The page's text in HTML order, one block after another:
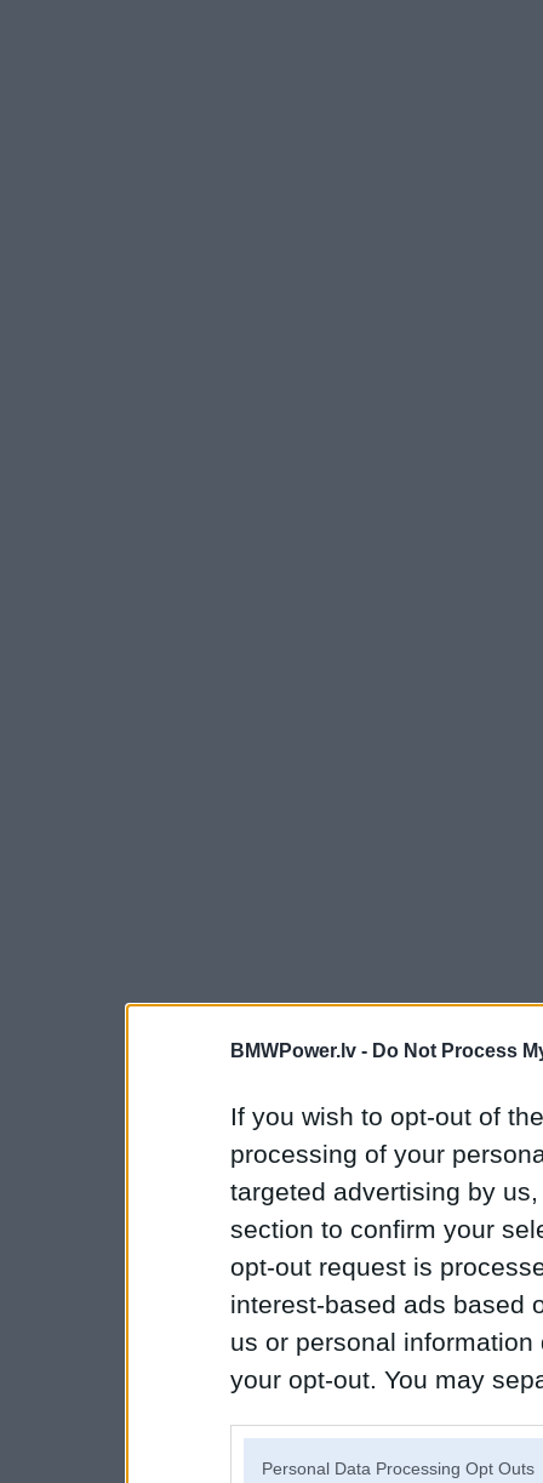
BMWPower.lv - Do Not Process
If you wish to opt-out of
processing of your
targeted advertising by
section to confirm your
opt-out request is
interest-based ads based
us or personal
your opt-out. You may
Personal Data Processing Opt Outs